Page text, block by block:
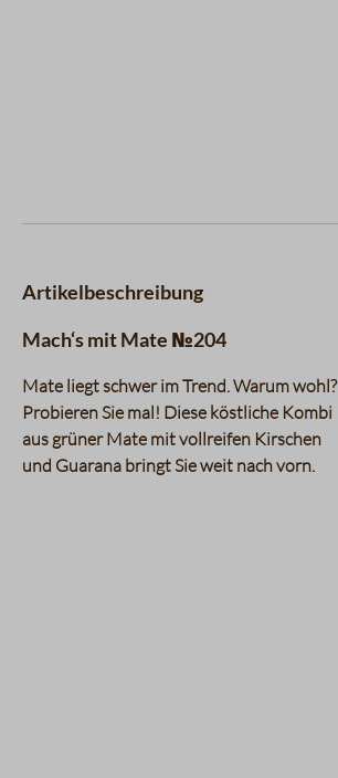
Artikelbeschreibung
Mach‘s mit Mate №204
Mate liegt schwer im Trend. Warum wohl?
Probieren Sie mal! Diese köstliche Kombi
aus grüner Mate mit vollreifen Kirschen
und Guarana bringt Sie weit nach vorn.